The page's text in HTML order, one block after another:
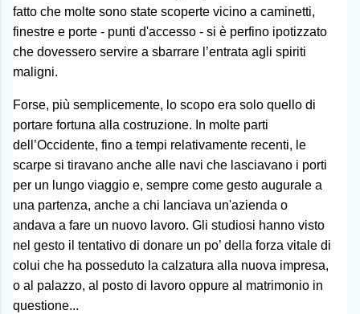
fatto che molte sono state scoperte vicino a caminetti,
finestre e porte - punti d'accesso - si è perfino ipotizzato
che dovessero servire a sbarrare l’entrata agli spiriti
maligni.
Forse, più semplicemente, lo scopo era solo quello di
portare fortuna alla costruzione. In molte parti
dell’Occidente, fino a tempi relativamente recenti, le
scarpe si tiravano anche alle navi che lasciavano i porti
per un lungo viaggio e, sempre come gesto augurale a
una partenza, anche a chi lanciava un'azienda o
andava a fare un nuovo lavoro. Gli studiosi hanno visto
nel gesto il tentativo di donare un po’ della forza vitale di
colui che ha posseduto la calzatura alla nuova impresa,
o al palazzo, al posto di lavoro oppure al matrimonio in
questione...